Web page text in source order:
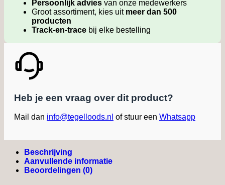
Persoonlijk advies van onze medewerkers
Groot assortiment, kies uit meer dan 500
producten
Track-en-trace bij elke bestelling
Heb je een vraag over dit product?
Mail dan info@tegelloods.nl of stuur een Whatsapp
Beschrijving
Aanvullende informatie
Beoordelingen (0)